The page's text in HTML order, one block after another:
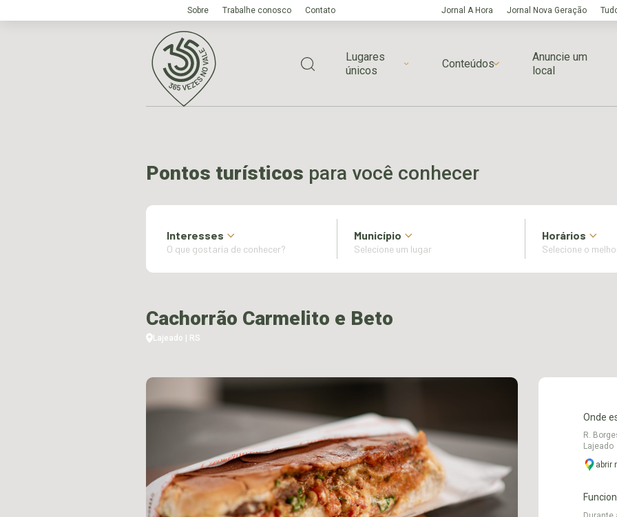
Sobre Trabalhe conosco Contato Jornal A Hora Jornal Nova Geração
Lugares
únicos
Conteúdos
Anuncie um
local
Pontos turísticos para você conhecer
Interesses Município Horários
Cachorrão Carmelito e Beto
Lajeado | RS
Onde
R.
Lajeado
abrir